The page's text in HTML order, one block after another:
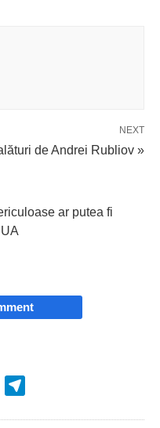
NEXT
de Andrei Rubliov »
ar putea fi